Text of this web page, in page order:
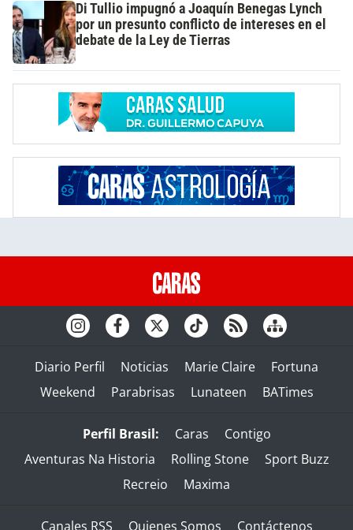
Di Tullio impugnó a Joaquín Benegas Lynch
por un presunto conflicto de intereses en el
debate de la Ley de Tierras
Diario Perfil Noticias Marie Claire
Fortuna
Weekend
Parabrisas Lunateen BATimes
Perfil Brasil: Caras
Contigo
Aventuras Na Historia
Rolling Stone
Sport Buzz
Recreio
Maxima
Canales RSS Quienes Somos Contáctenos